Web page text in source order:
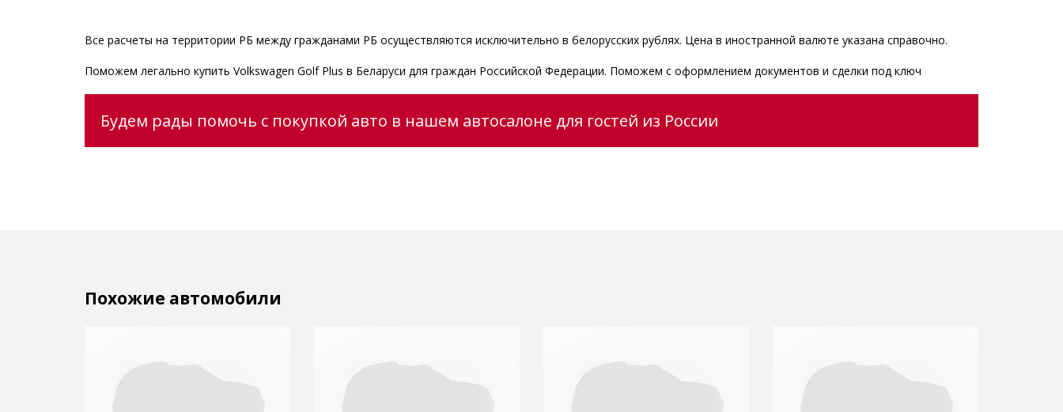
Все расчеты на территории РБ между гражданами РБ осуществляются исключительно в белорусских рублях. Цена в иностранной валюте указана справочно.
Поможем легально купить Volkswagen Golf Plus в Беларуси для граждан Российской Федерации. Поможем с оформлением документов и сделки под ключ
Будем рады помочь с покупкой авто в нашем автосалоне для гостей из России
Похожие автомобили